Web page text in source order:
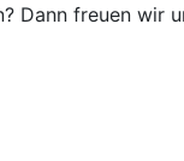
Dann freuen wir